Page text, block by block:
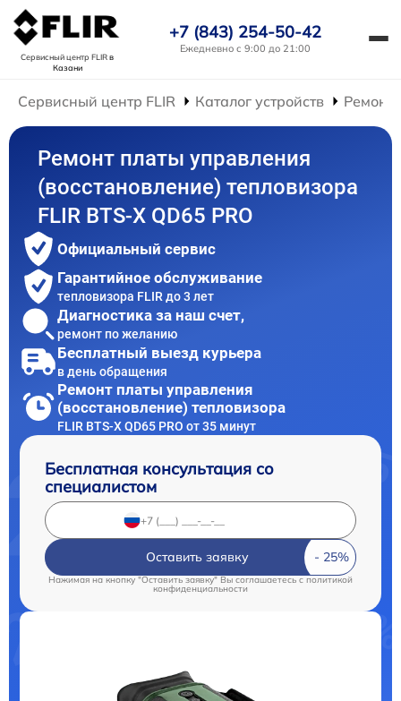
Сервисный центр FLIRв
Казани
+7 (843) 254-50-42
Ежедневно с 9:00 до 21:00
Сервисный центр FLIR Каталог устройств Ремонт
Ремонт платы управления
(восстановление) тепловизора
FLIR BTS-X QD65 PRO
Официальный сервис
Гарантийное обслуживание
тепловизора FLIR до 3 лет
Диагностика за наш счет,
ремонт по желанию
Бесплатный выезд курьера
в день обращения
Ремонт платы управления
(восстановление) тепловизора
FLIR BTS-X QD65 PRO от 35 минут
Бесплатная консультация со
специалистом
Оставить заявку
Нажимая на кнопку "Оставить заявку" Вы соглашаетесь c политикой
конфиденциальности